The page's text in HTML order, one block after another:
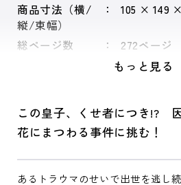
商品寸法（横/
縦/束幅）
105 × 149
総ページ数 272ページ
もっと見る
この皇子、くせ者につき!?
花にまつわる事件に挑む！
あるトラウマのせいで出世を逃し